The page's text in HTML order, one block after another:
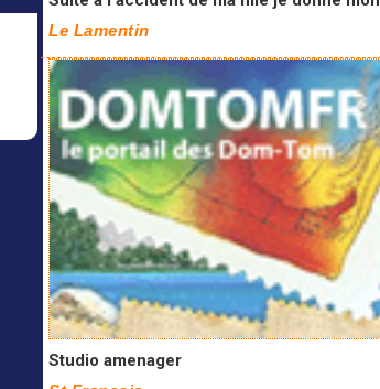
Le Lamentin
Studio amenager